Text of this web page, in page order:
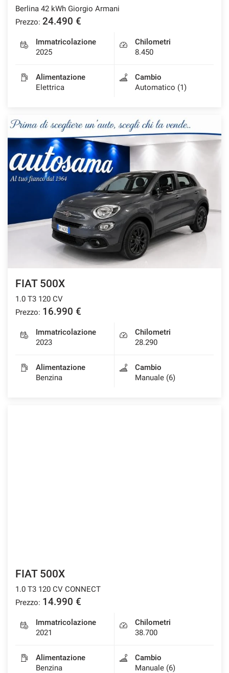
Berlina 42 kWh Giorgio Armani
Prezzo: 24.490 €
Immatricolazione
2025
Chilometri
8.450
Alimentazione
Elettrica
Cambio
Automatico (1)
FIAT 500X
1.0 T3 120 CV
Prezzo: 16.990 €
Immatricolazione
2023
Chilometri
28.290
Alimentazione
Benzina
Cambio
Manuale (6)
FIAT 500X
1.0 T3 120 CV CONNECT
Prezzo: 14.990 €
Immatricolazione
2021
Chilometri
38.700
Alimentazione
Benzina
Cambio
Manuale (6)